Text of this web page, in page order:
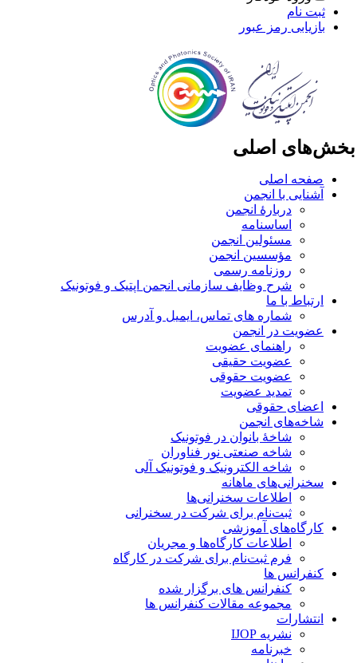
ثبت نام
بازیابی رمز عبور
اصلی
صفحه اصلی
آشنایی با انجمن
دربارۀ انجمن
اساسنامه
مسئولین انجمن
مؤسسین انجمن
روزنامه رسمی
شرح وظایف سازمانی انجمن اپتیک و فوتونیک
ارتباط با ما
شماره های تماس، ایمیل و آدرس
عضویت در انجمن
راهنمای عضویت
عضویت حقیقی
عضویت حقوقی
تمدید عضویت
اعضای حقوقی
شاخه‌های انجمن
شاخۀ بانوان در فوتونیک
شاخه صنعتی نور فناوران
شاخه‌ الکترونیک و فوتونیک آلی
سخنرانی‌های ماهانه
اطلاعات سخنرانی‌‌ها
ثبت‌نام برای شرکت در سخنرانی
کارگاه‌های آموزشی
اطلاعات کارگاه‌ها و مجریان
فرم ثبت‌نام برای شرکت در کارگاه
کنفرانس ها
کنفرانس های برگزار شده
مجموعه مقالات کنفرانس ها
انتشارات
نشریه IJOP
خبرنامه